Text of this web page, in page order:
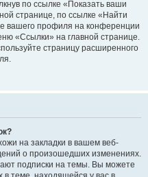
по ссылке «Показать ваши
странице, по ссылке «Найти
вашего профиля на конференции
«Ссылки» на главной странице.
страницу расширенного
на закладки в вашем веб-
о произошедших изменениях.
подписки на темы. Вы можете